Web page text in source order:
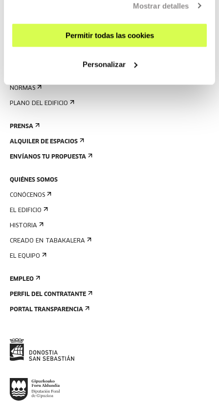
Mostrar detalles
Permitir todas las cookies
Personalizar
NORMAS
PLANO DEL EDIFICIO
PRENSA
ALQUILER DE ESPACIOS
ENVÍANOS TU PROPUESTA
QUIÉNES SOMOS
CONÓCENOS
EL EDIFICIO
HISTORIA
CREADO EN TABAKALERA
EL EQUIPO
EMPLEO
PERFIL DEL CONTRATANTE
PORTAL TRANSPARENCIA